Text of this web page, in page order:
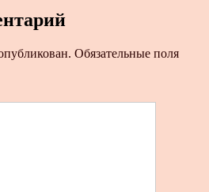
Обязательные поля